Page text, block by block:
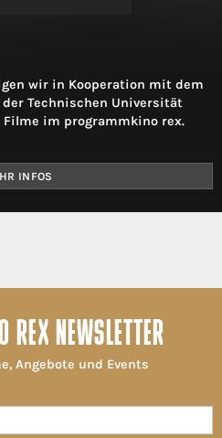
wir in Kooperation mit dem
Technischen Universität
Filme im programmkino rex.
INFOS
REX NEWSLETTER
Angebote und Events